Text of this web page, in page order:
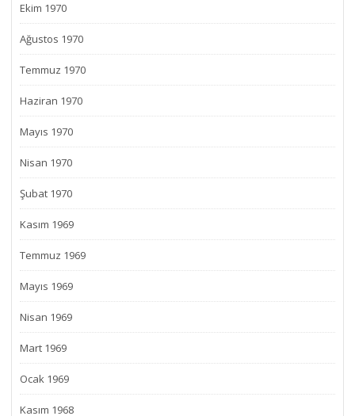
Ekim 1970
Ağustos 1970
Temmuz 1970
Haziran 1970
Mayıs 1970
Nisan 1970
Şubat 1970
Kasım 1969
Temmuz 1969
Mayıs 1969
Nisan 1969
Mart 1969
Ocak 1969
Kasım 1968